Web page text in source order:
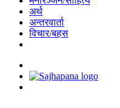
अर्थ
अन्तरवार्ता
विचार/बहस